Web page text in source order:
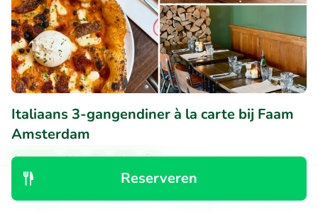
Reserveren
Italiaans 3-gangendiner à la carte bij Faam
Amsterdam
Morgen Ma Di Wo
Do
9.8
• 86 beoordelingen